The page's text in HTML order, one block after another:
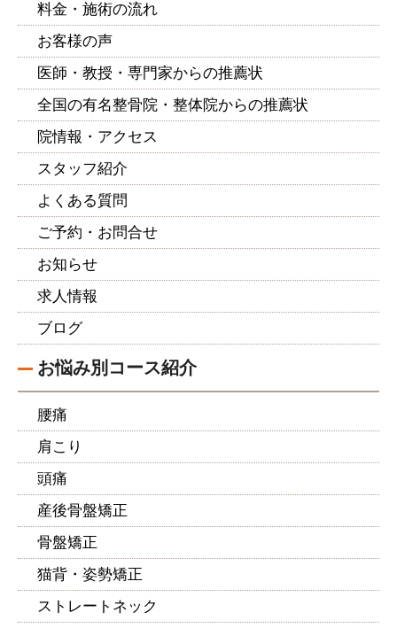
料金・施術の流れ
お客様の声
医師・教授・専門家からの推薦状
全国の有名整骨院・整体院からの推薦状
院情報・アクセス
スタッフ紹介
よくある質問
ご予約・お問合せ
お知らせ
求人情報
ブログ
お悩み別コース紹介
腰痛
肩こり
頭痛
産後骨盤矯正
骨盤矯正
猫背・姿勢矯正
ストレートネック